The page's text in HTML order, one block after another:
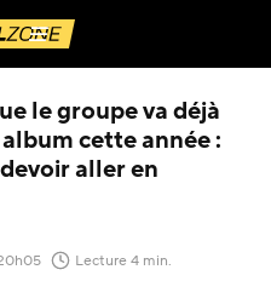
Menu
le groupe va déjà
cette année :
aller en
à jour le Lecture 4 min.